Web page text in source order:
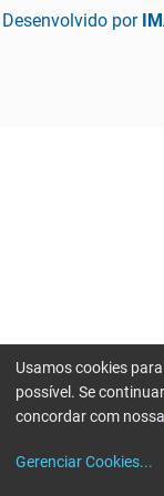
Desenvolvido por
Usamos cookies
possível. Se
concordar com nossa
Gerenciar Cookies...
Erro ao enviar